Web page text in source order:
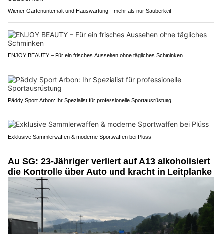
Wiener Gartenunterhalt und Hauswartung – mehr als nur Sauberkeit
ENJOY BEAUTY – Für ein frisches Aussehen ohne tägliches Schminken
Päddy Sport Arbon: Ihr Spezialist für professionelle Sportausrüstung
Exklusive Sammlerwaffen & moderne Sportwaffen bei Plüss
Au SG: 23-Jähriger verliert auf A13 alkoholisiert
die Kontrolle über Auto und kracht in Leitplanke